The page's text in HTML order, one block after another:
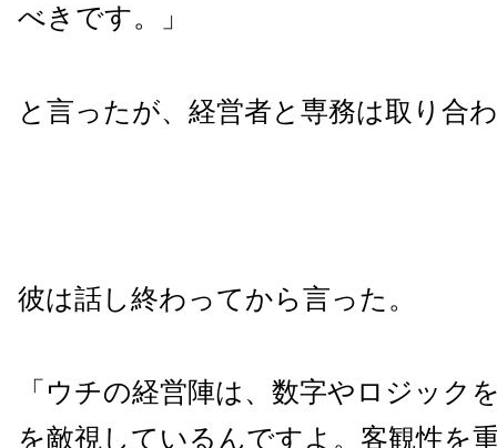
べきです。」
と言ったが、経営者と専務は取り合
彼は話し終わってから言った。
「ウチの経営陣は、数字やロジック
を敵視しているんですよ。客観性を